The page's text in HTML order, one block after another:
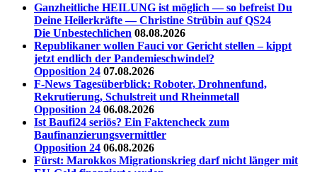
Ganzheitliche HEILUNG ist möglich — so befreist Du
Deine Heilerkräfte — Christine Strübin auf QS24
Die Unbestechlichen 08.08.2026
Republikaner wollen Fauci vor Gericht stellen – kippt
jetzt endlich der Pandemieschwindel?
Opposition 24 07.08.2026
F-News Tagesüberblick: Roboter, Drohnenfund,
Rekrutierung, Schulstreit und Rheinmetall
Opposition 24 06.08.2026
Ist Baufi24 seriös? Ein Faktencheck zum
Baufinanzierungsvermittler
Opposition 24 06.08.2026
Fürst: Marokkos Migrationskrieg darf nicht länger mit